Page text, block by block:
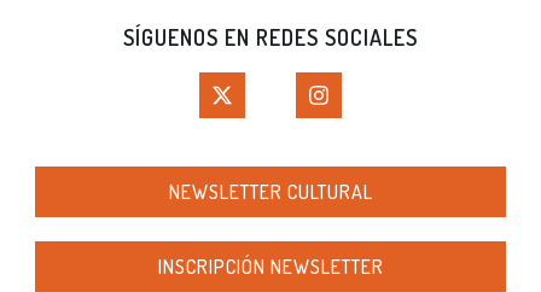
SÍGUENOS EN REDES SOCIALES
NEWSLETTER CULTURAL
INSCRIPCIÓN NEWSLETTER